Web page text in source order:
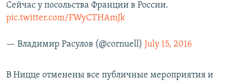
Сейчас у посольства Франции в России.
pic.twitter.com/FWyCTHAmJk
— Владимир Расулов (@cornuell) July 15, 2016
В Ницце отменены все публичные мероприятия и